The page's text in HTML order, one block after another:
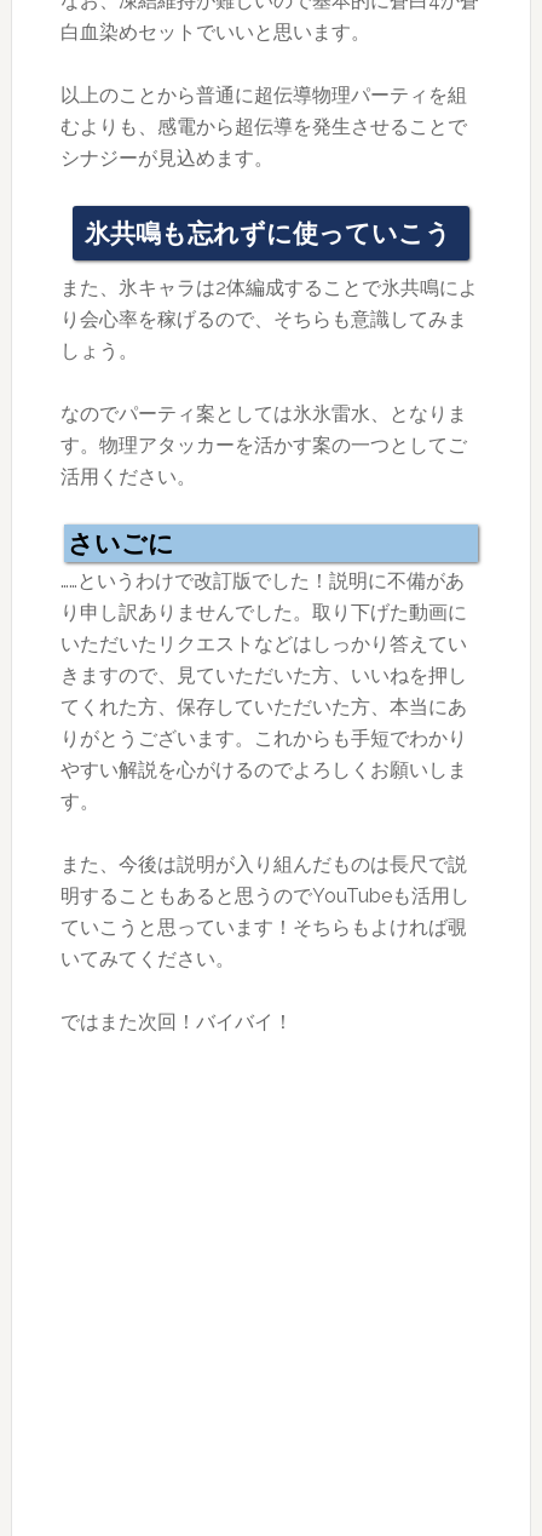
白血染めセットでいいと思います。
以上のことから普通に超伝導物理パーティを組
むよりも、感電から超伝導を発生させることで
シナジーが見込めます。
氷共鳴も忘れずに使っていこう
また、氷キャラは2体編成することで氷共鳴によ
り会心率を稼げるので、そちらも意識してみま
しょう。
なのでパーティ案としては氷氷雷水、となりま
す。物理アタッカーを活かす案の一つとしてご
活用ください。
さいごに
……というわけで改訂版でした！説明に不備があ
り申し訳ありませんでした。取り下げた動画に
いただいたリクエストなどはしっかり答えてい
きますので、見ていただいた方、いいねを押し
てくれた方、保存していただいた方、本当にあ
りがとうございます。これからも手短でわかり
やすい解説を心がけるのでよろしくお願いしま
す。
また、今後は説明が入り組んだものは長尺で説
明することもあると思うのでYouTubeも活用し
ていこうと思っています！そちらもよければ覗
いてみてください。
ではまた次回！バイバイ！